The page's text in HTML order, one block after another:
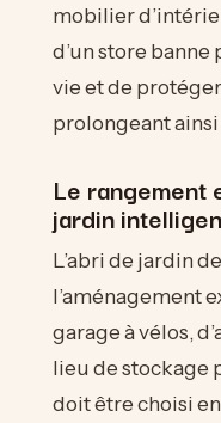
mobilier
d’un store
vie et de
prolongeant ainsi
Le rangement
jardin
L’abri de jardin
l’aménagement
garage à vélos,
lieu de stockage
doit être choisi